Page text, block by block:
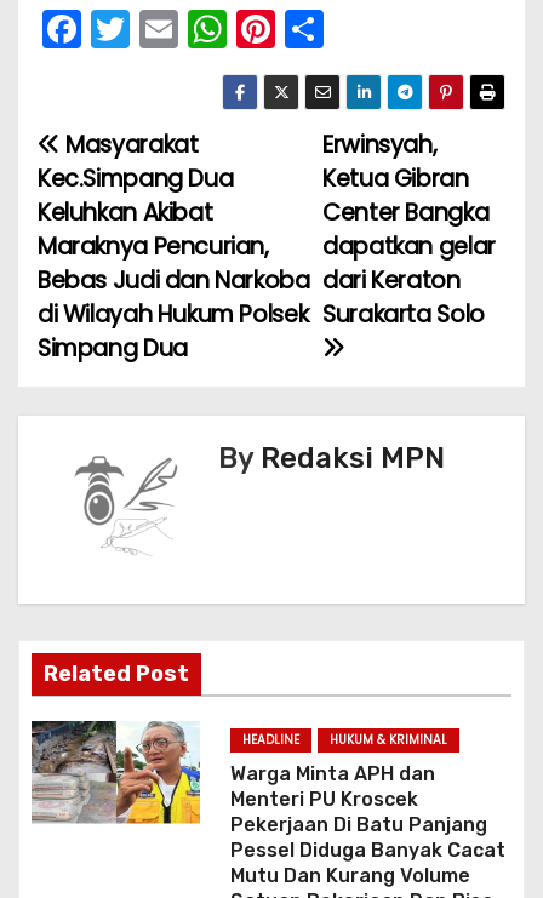
F
e
b
o
o
k
T
er
E
l
W
h
a
A
p
p
Pi
nt
er
h
ar
e
N
a
v
i
g
a
o
s
Erwinsyah,
Ketua Gibran
Center Bangka
dapatkan gelar
dari Keraton
Surakarta Solo
Masyarakat
Kec.Simpang Dua
Keluhkan Akibat
Maraknya Pencurian,
Bebas Judi dan Narkoba
di Wilayah Hukum Polsek
Simpang Dua
By Redaksi MPN
Related Post
HEADLINE HUKUM & KRIMINAL
Warga Minta APH dan
Menteri PU Kroscek
Pekerjaan Di Batu Panjang
Pessel Diduga Banyak Cacat
Mutu Dan Kurang Volume